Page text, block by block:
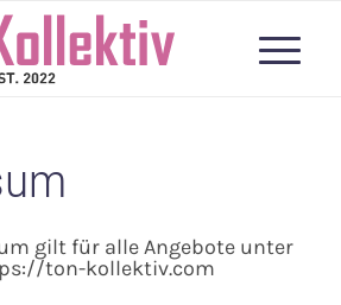
gilt für alle Angebote unter
ton-kollektiv.com